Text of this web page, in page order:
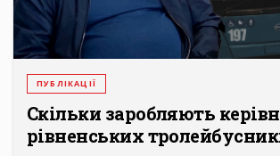
ПУБЛІКАЦІЇ
Скільки заробляють
рівненських